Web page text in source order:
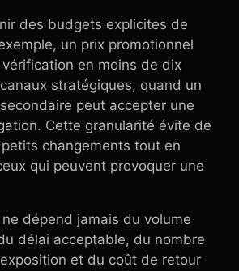
des budgets explicites de
un prix promotionnel
en moins de dix
stratégiques, quand un
peut accepter une
Cette granularité évite de
changements tout en
qui peuvent provoquer une
dépend jamais du volume
délai acceptable, du nombre
et du coût de retour